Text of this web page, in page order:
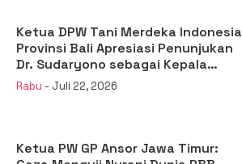
Ketua DPW Tani Merdeka Indonesia
Provinsi Bali Apresiasi Penunjukan
Dr. Sudaryono sebagai Kepala
Badan Gizi Nasional
Rabu - Juli 22, 2026
Ketua PW GP Ansor Jawa Timur: